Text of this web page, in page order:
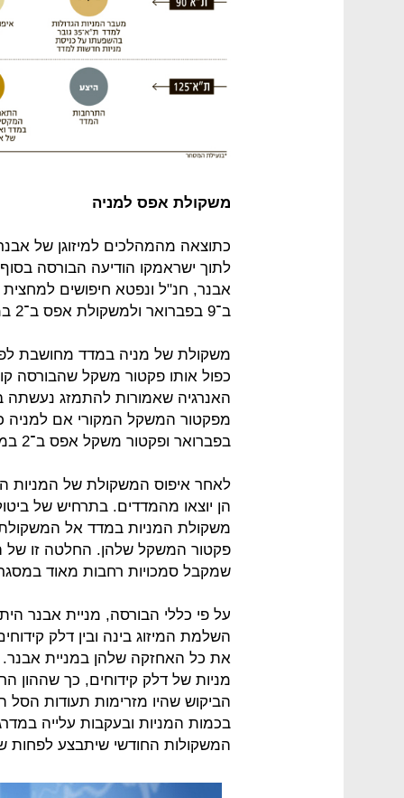
משקולת אפס למניה
כתוצאה מהמהלכים למיזוגן של
לתוך ישראמקו הודיעה הבורסה
אבנר, חנ"ל ונפטא חיפושים
ב־9 בפברואר ולמשקולת אפס ב־2 במרץ.
משקולת של מניה במדד מחושבת
כפול אותו פקטור משקל
האנרגיה שאמורות להתמזג
בפברואר ופקטור משקל אפס ב־2 במרץ.
לאחר איפוס המשקולת של המניות הן
הן יוצאו מהמדדים. בתרחיש של
משקולת המניות במדד אל
פקטור המשקל שלהן. החלטה זו של
שמקבל סמכויות רחבות מאוד
על פי כללי הבורסה, מניית אבנר
השלמת המיזוג בינה ובין דלק
את כל האחזקה שלהן במניית
מניות של דלק קידוחים, כך שההון
הביקוש שהיו מזרימות תעודות הסל
בכמות המניות ובעקבות עלייה
המשקולות החודשי שיתבצע לפחות